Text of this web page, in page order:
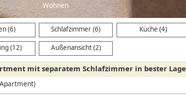
(6) Schlafzimmer (6) Küche (4)
(12) Außenansicht (2)
mit separatem Schlafzimmer in bester Lage